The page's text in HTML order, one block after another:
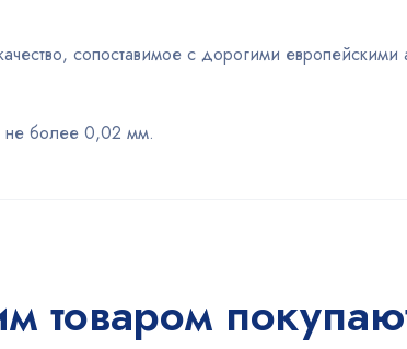
сопоставимое с дорогими европейскими
не более 0,02 мм.
товаром